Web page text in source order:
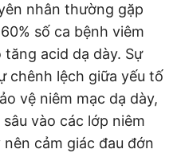
nhân thường gặp
số ca bệnh viêm
acid dạ dày. Sự
chênh lệch giữa yếu tố
vệ niêm mạc dạ dày,
vào các lớp niêm
cảm giác đau đớn